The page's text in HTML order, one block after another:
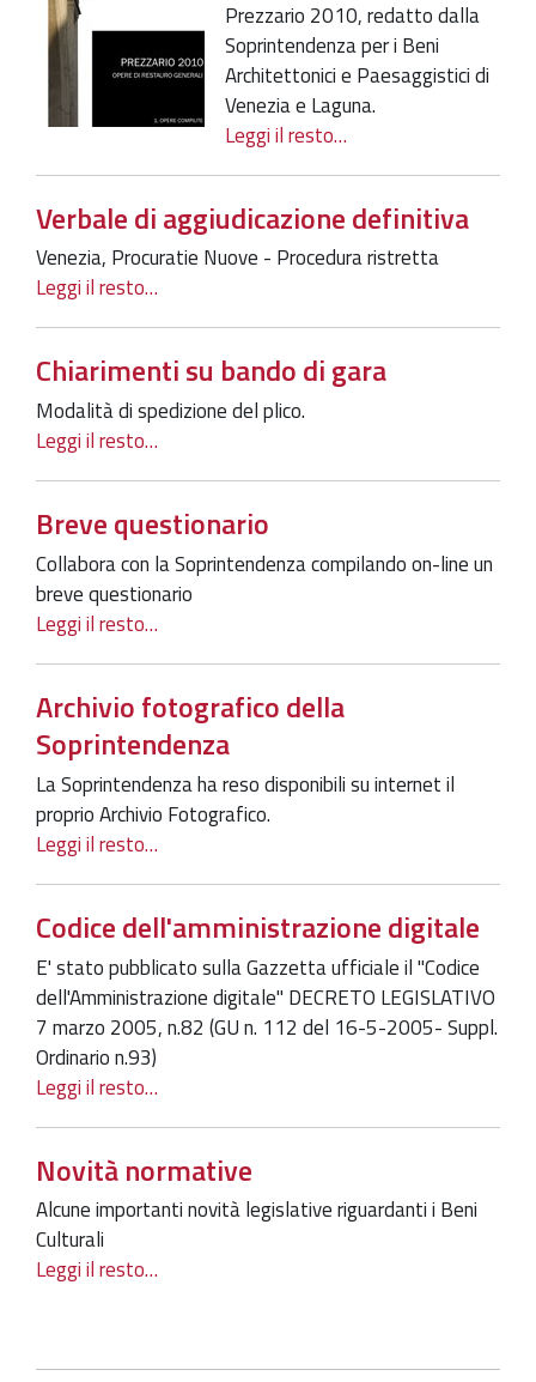
Prezzario 2010, redatto dalla
Soprintendenza per i Beni
Architettonici e Paesaggistici di
Venezia e Laguna.
Leggi il resto…
Verbale di aggiudicazione definitiva
Venezia, Procuratie Nuove - Procedura ristretta
Leggi il resto…
Chiarimenti su bando di gara
Modalità di spedizione del plico.
Leggi il resto…
Breve questionario
Collabora con la Soprintendenza compilando on-line un
breve questionario
Leggi il resto…
Archivio fotografico della
Soprintendenza
La Soprintendenza ha reso disponibili su internet il
proprio Archivio Fotografico.
Leggi il resto…
Codice dell'amministrazione digitale
E' stato pubblicato sulla Gazzetta ufficiale il "Codice
dell'Amministrazione digitale" DECRETO LEGISLATIVO
7 marzo 2005, n.82 (GU n. 112 del 16-5-2005- Suppl.
Ordinario n.93)
Leggi il resto…
Novità normative
Alcune importanti novità legislative riguardanti i Beni
Culturali
Leggi il resto…